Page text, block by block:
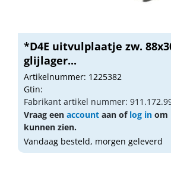
*D4E uitvulplaatje zw.
glijlager...
Artikelnummer: 1225382
Gtin:
Fabrikant artikel nummer:
Vraag een account aan of log in om
kunnen zien.
Vandaag besteld, morgen geleverd